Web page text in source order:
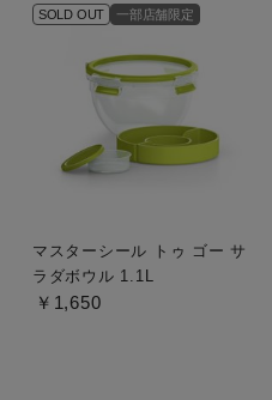
SOLD OUT 一部店舗限定
マスターシール トゥ ゴー サ
ラダボウル 1.1L
￥1,650